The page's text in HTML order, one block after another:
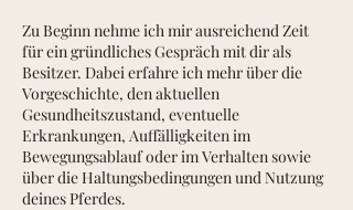
Zu Beginn nehme ich mir ausreichend Zeit
für ein gründliches Gespräch mit dir als
Besitzer. Dabei erfahre ich mehr über die
Vorgeschichte, den aktuellen
Gesundheitszustand, eventuelle
Erkrankungen, Auffälligkeiten im
Bewegungsablauf oder im Verhalten sowie
über die Haltungsbedingungen und Nutzung
deines Pferdes.